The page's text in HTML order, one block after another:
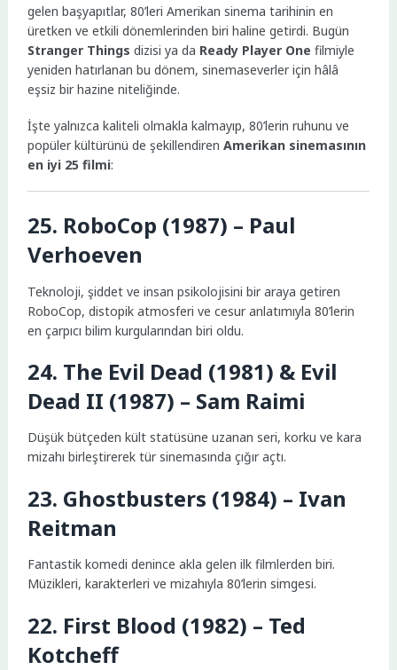
gelen başyapıtlar, 80’leri Amerikan sinema tarihinin en
üretken ve etkili dönemlerinden biri haline getirdi. Bugün
Stranger Things dizisi ya da Ready Player One filmiyle
yeniden hatırlanan bu dönem, sinemaseverler için hâlâ
eşsiz bir hazine niteliğinde.
İşte yalnızca kaliteli olmakla kalmayıp, 80’lerin ruhunu ve
popüler kültürünü de şekillendirenAmerikan sinemasının
en iyi 25 filmi:
25. RoboCop (1987) – Paul
Verhoeven
Teknoloji, şiddet ve insan psikolojisini bir araya getiren
RoboCop, distopik atmosferi ve cesur anlatımıyla 80’lerin
en çarpıcı bilim kurgularından biri oldu.
24. The Evil Dead (1981) & Evil
Dead II (1987) – Sam Raimi
Düşük bütçeden kült statüsüne uzanan seri, korku ve kara
mizahı birleştirerek tür sinemasında çığır açtı.
23. Ghostbusters (1984) – Ivan
Reitman
Fantastik komedi denince akla gelen ilk filmlerden biri.
Müzikleri, karakterleri ve mizahıyla 80’lerin simgesi.
22. First Blood (1982) – Ted
Kotcheff